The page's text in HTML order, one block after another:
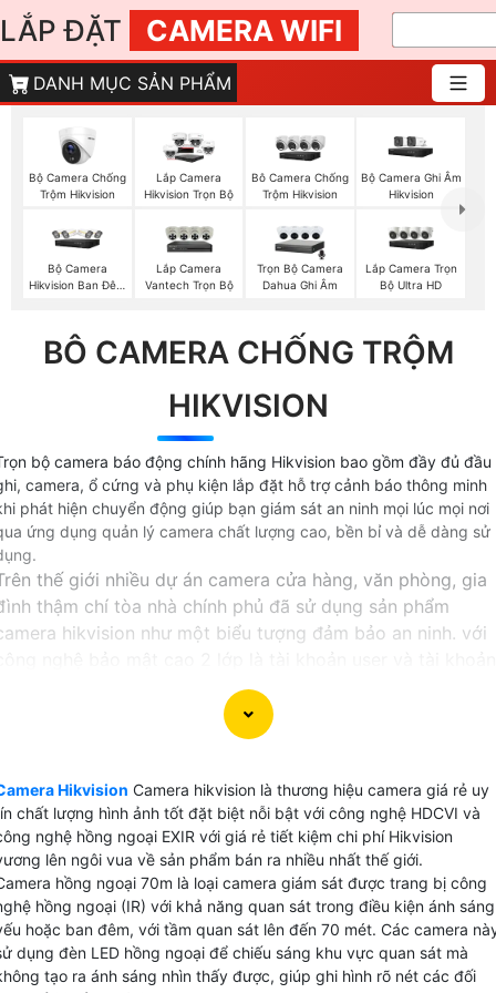
LẮP ĐẶT CAMERA WIFI
DANH MỤC SẢN PHẨM
Bộ Camera Chống
Trộm Hikvision
Lắp Camera
Hikvision Trọn Bộ
Bô Camera Chống
Trộm Hikvision
Bộ Camera Ghi Âm
Hikvision
Bộ Camera
Hikvision Ban Đêm
Lắp Camera
Vantech Trọn Bộ
Trọn Bộ Camera
Dahua Ghi Âm
Lắp Camera Trọn
Bộ Ultra HD
BÔ CAMERA CHỐNG TRỘM
HIKVISION
bộ camera báo động chính hãng Hikvision bao gồm đầy đủ đầu
camera, ổ cứng và phụ kiện lắp đặt hỗ trợ cảnh báo thông minh
phát hiện chuyển động giúp bạn giám sát an ninh mọi lúc mọi nơi
ứng dụng quản lý camera chất lượng cao, bền bỉ và dễ dàng sử
thế giới nhiều dự án camera cửa hàng, văn phòng, gia
thậm chí tòa nhà chính phủ đã sử dụng sản phẩm
hikvision như một biểu tượng đảm bảo an ninh. với
bị giúp hệ thống camera bảo mật hơn an toàn hơn.
Việt Nam tuy không có văn phòng đại diện chính thức
sản phẩm camera này trong đó An Thành Phát là đơn
lắp camera Hikvision uy tín với hơn 13 năm phân phối và
đặt.
CAMERA HIKVISION GIÁ RẺ NÊN DÙNG
Camera hikvision sản xuất rất nhiêu tuy nhiên để chọn
Hikvision Camera hikvision là thương hiệu camera giá rẻ uy
chất lượng hình ảnh tốt đặt biệt nỗi bật với công nghệ HDCVI và
nghệ hồng ngoại EXIR với giá rẻ tiết kiệm chi phí Hikvision
lên ngôi vua về sản phẩm bán ra nhiều nhất thế giới.
hồng ngoại 70m là loại camera giám sát được trang bị công
hồng ngoại (IR) với khả năng quan sát trong điều kiện ánh sáng
hoặc ban đêm, với tầm quan sát lên đến 70 mét. Các camera
dụng đèn LED hồng ngoại để chiếu sáng khu vực quan sát mà
tạo ra ánh sáng nhìn thấy được, giúp ghi hình rõ nét các đối